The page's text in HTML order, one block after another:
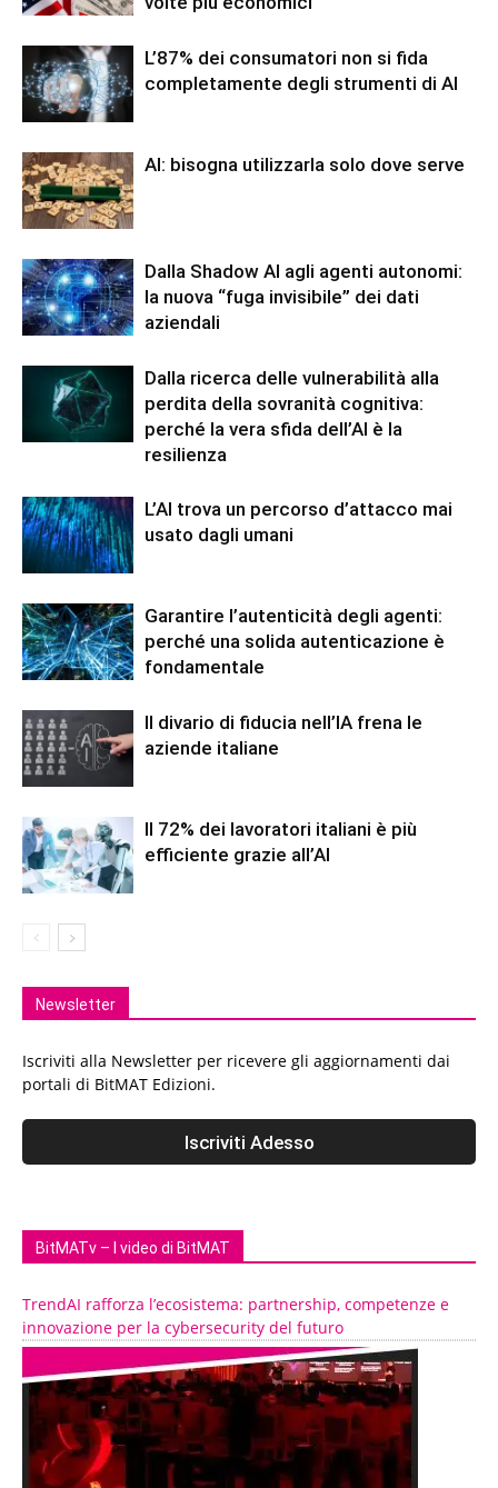
L’87% dei consumatori non si fida
completamente degli strumenti di AI
AI: bisogna utilizzarla solo dove serve
Dalla Shadow AI agli agenti autonomi:
la nuova “fuga invisibile” dei dati
aziendali
Dalla ricerca delle vulnerabilità alla
perdita della sovranità cognitiva:
perché la vera sfida dell’AI è la
resilienza
L’AI trova un percorso d’attacco mai
usato dagli umani
Garantire l’autenticità degli agenti:
perché una solida autenticazione è
fondamentale
Il divario di fiducia nell’IA frena le
aziende italiane
Il 72% dei lavoratori italiani è più
efficiente grazie all’AI
Newsletter
Iscriviti alla Newsletter per ricevere gli aggiornamenti dai
portali di BitMAT Edizioni.
BitMATv – I video di BitMAT
TrendAI rafforza l’ecosistema: partnership, competenze e
innovazione per la cybersecurity del futuro